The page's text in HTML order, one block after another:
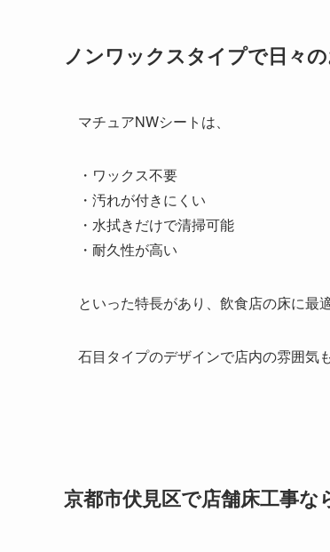
ノンワックスタイプで日々
マチュアNWシートは、
・ワックス不要
・汚れが付きにくい
・水拭きだけで清掃可能
・耐久性が高い
といった特長があり、飲食店の床に最適
石目タイプのデザインで店内の雰囲気
京都市伏見区で店舗床工事